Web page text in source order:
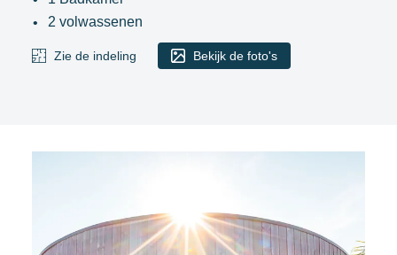
2 volwassenen
Zie de indeling Bekijk de foto's